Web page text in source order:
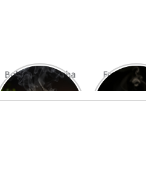
Bolo de Pamonha
na Palha
Frango
com